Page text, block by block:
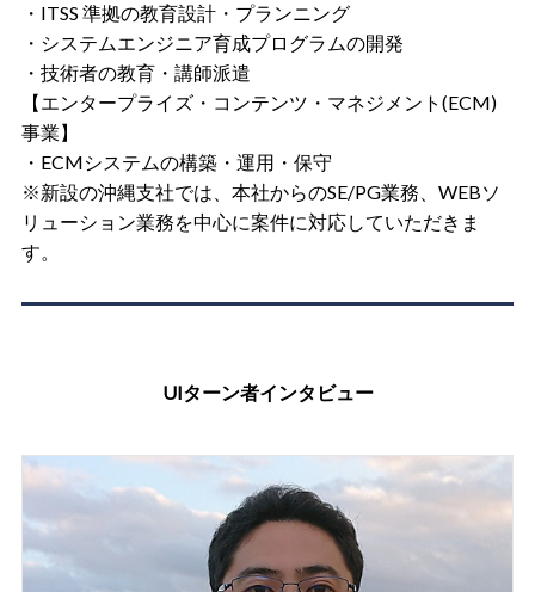
・ITSS 準拠の教育設計・プランニング
・システムエンジニア育成プログラムの開発
・技術者の教育・講師派遣
【エンタープライズ・コンテンツ・マネジメント(ECM)
事業】
・ECMシステムの構築・運用・保守
※新設の沖縄支社では、本社からのSE/PG業務、WEBソ
リューション業務を中心に案件に対応していただきま
す。
UIターン者インタビュー